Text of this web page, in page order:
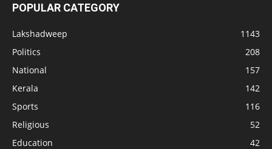
POPULAR CATEGORY
Lakshadweep
1143
Politics
208
National
157
Kerala
142
Sports
116
Religious
52
Education
42